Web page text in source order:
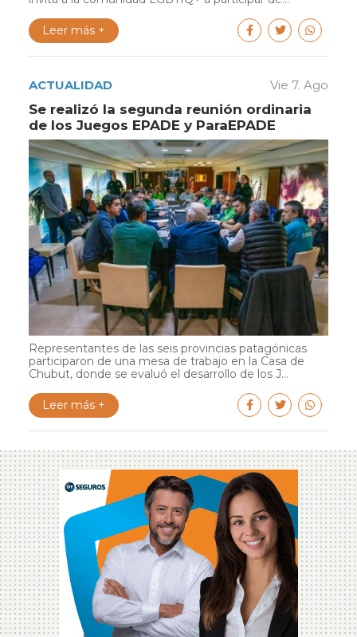
Leer más +
ACTUALIDAD Vie 7. Ago
Se realizó la segunda reunión ordinaria
de los Juegos EPADE y ParaEPADE
Representantes de las seis provincias patagónicas
participaron de una mesa de trabajo en la Casa de
Chubut, donde se evaluó el desarrollo de los J...
Leer más +